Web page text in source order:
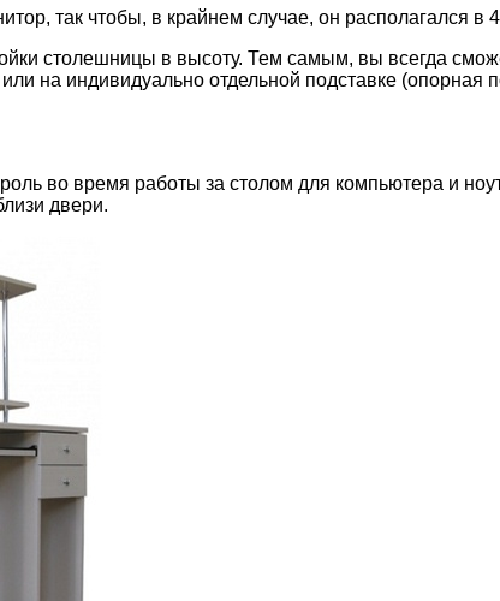
так чтобы, в крайнем случае, он располагался в
столешницы в высоту. Тем самым, вы всегда
на индивидуально отдельной подставке (опорная
во время работы за столом для компьютера и
двери.